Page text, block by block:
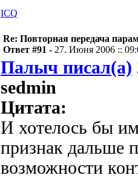
ICQ
Re: Повторная передача
Ответ #91 - 27. Июня 2006 ::
Палыч писал(а)
sedmin
Цитата:
И хотелось бы
признак дальше
возможности